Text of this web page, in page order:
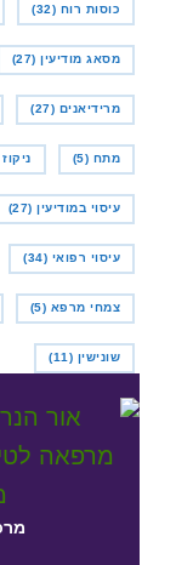
כוסות רוח (32)
מסאג מודיעין (27)
מרידיאנים (27)
מתח (5)
עיסוי במודיעין (27)
עיסוי רפואי (34)
צמחי מרפא (5)
שונישין (11)